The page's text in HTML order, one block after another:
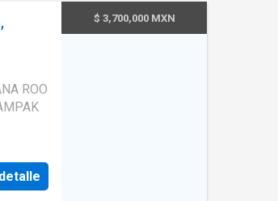
ROO
legal.
$ 3,700,000 MXN